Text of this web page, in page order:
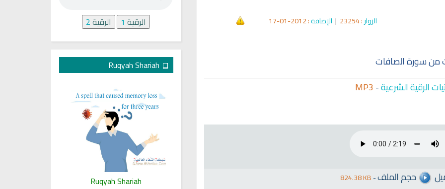
الزوار: 23254
| الإضافة: 2012-01-17
من سورة الصافات
الرقية الشرعية-
MP3
824.38 KB-حجم الملف
الرقية 1 الرقية2
Ruqyah Shariah
Ruqyah Shariah